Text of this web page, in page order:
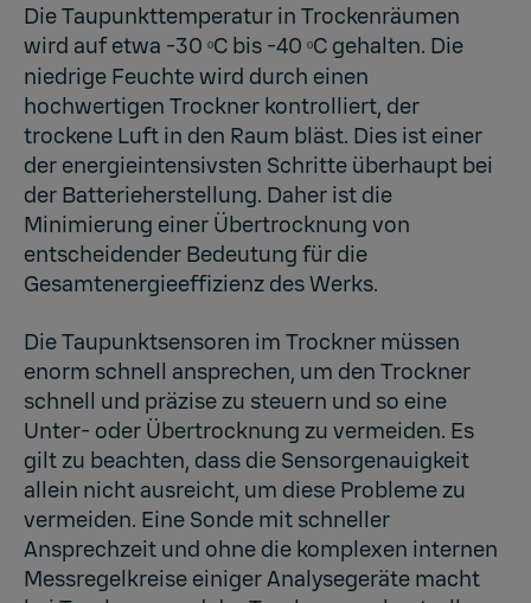
Die Taupunkttemperatur in Trockenräumen
wird auf etwa -30 ºC bis -40 ºC gehalten. Die
niedrige Feuchte wird durch einen
hochwertigen Trockner kontrolliert, der
trockene Luft in den Raum bläst. Dies ist einer
der energieintensivsten Schritte überhaupt bei
der Batterieherstellung. Daher ist die
Minimierung einer Übertrocknung von
entscheidender Bedeutung für die
Gesamtenergieeffizienz des Werks.
Die Taupunktsensoren im Trockner müssen
enorm schnell ansprechen, um den Trockner
schnell und präzise zu steuern und so eine
Unter- oder Übertrocknung zu vermeiden. Es
gilt zu beachten, dass die Sensorgenauigkeit
allein nicht ausreicht, um diese Probleme zu
vermeiden. Eine Sonde mit schneller
Ansprechzeit und ohne die komplexen internen
Messregelkreise einiger Analysegeräte macht